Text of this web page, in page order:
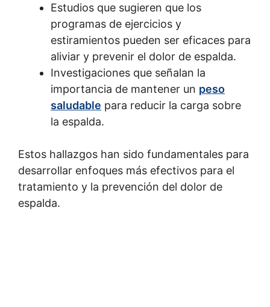
Estudios que sugieren que los
programas de ejercicios y
estiramientos pueden ser eficaces para
aliviar y prevenir el dolor de espalda.
Investigaciones que señalan la
importancia de mantener un peso
saludable para reducir la carga sobre
la espalda.
Estos hallazgos han sido fundamentales para
desarrollar enfoques más efectivos para el
tratamiento y la prevención del dolor de
espalda.